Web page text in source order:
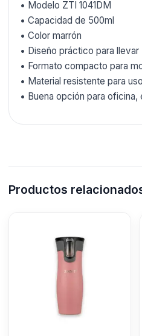
• Modelo ZTI 1041DM
• Capacidad de 500ml
• Color marrón
• Diseño práctico para llevar
• Formato compacto para
• Material resistente para
• Buena opción para
Productos